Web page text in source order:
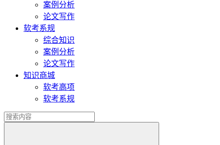
案例分析
论文写作
软考系规
综合知识
案例分析
论文写作
知识商城
软考高项
软考系规